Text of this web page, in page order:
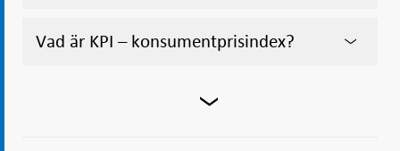
Vad är KPI – konsumentprisindex?